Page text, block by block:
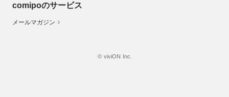
comipoのサービス
メールマガジン
© viviON Inc.